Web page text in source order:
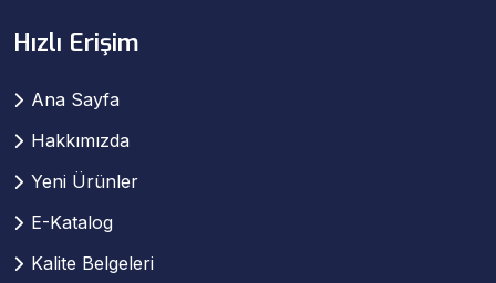
Hızlı Erişim
Ana Sayfa
Hakkımızda
Yeni Ürünler
E-Katalog
Kalite Belgeleri